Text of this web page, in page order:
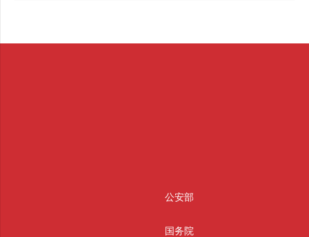
公安部
国务院